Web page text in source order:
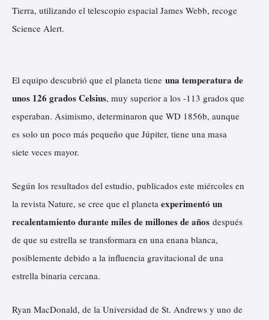
Tierra, utilizando el telescopio espacial James Webb, recoge
Science Alert.
El equipo descubrió que el planeta tiene una temperatura de
unos 126 grados Celsius, muy superior a los -113 grados que
esperaban. Asimismo, determinaron que WD 1856b, aunque
es solo un poco más pequeño que Júpiter, tiene una masa
siete veces mayor.
Según los resultados del estudio, publicados este miércoles en
la revista Nature, se cree que el planeta experimentó un
recalentamiento durante miles de millones de años después
de que su estrella se transformara en una enana blanca,
posiblemente debido a la influencia gravitacional de una
estrella binaria cercana.
Ryan MacDonald, de la Universidad de St. Andrews y uno de